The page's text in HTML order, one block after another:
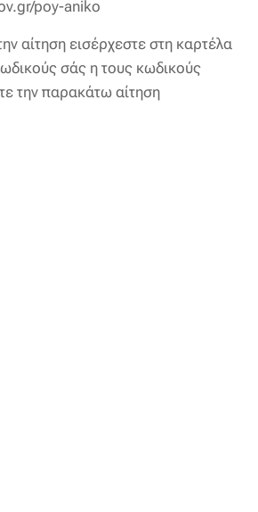
poy-aniko
αίτηση εισέρχεστε στη καρτέλα
σάς η τους κωδικούς
την παρακάτω αίτηση